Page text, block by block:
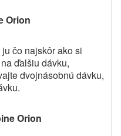
Orion
čo najskôr ako si
ďalšiu dávku,
dvojnásobnú dávku,
Orion